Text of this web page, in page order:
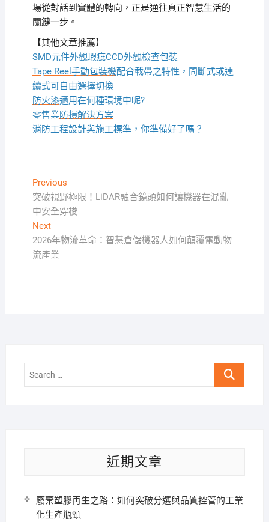
場從對話到實體的轉向，正是通往真正智慧生活的
關鍵一步。
【其他文章推薦】
SMD元件外觀瑕疵CCD外觀檢查包裝
Tape Reel手動包裝機配合載帶之特性，間斷式或連
續式可自由選擇切換
防火漆適用在何種環境中呢?
零售業防損解決方案
消防工程設計與施工標準，你準備好了嗎？
文
章
導
覽
PreviousPrevious
post:
突破視野極限！LiDAR融合鏡頭如何讓機器在混亂
中安全穿梭
NextNext
post:
2026年物流革命：智慧倉儲機器人如何顛覆電動物
流產業
Search
近期文章
廢棄塑膠再生之路：如何突破分選與品質控管的工業
化生產瓶頸